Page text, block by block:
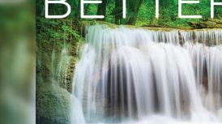
初回30日間無料お試し